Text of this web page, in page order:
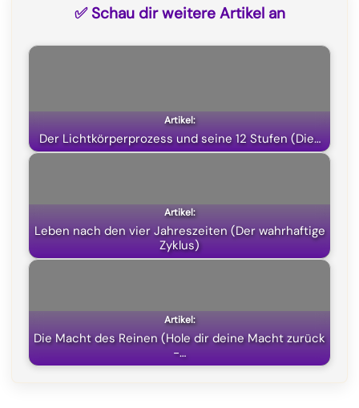
o
k
a
m
p
p
t
e
✅ Schau dir weitere Artikel an
Der Lichtkörperprozess und seine 12 Stufen (Die…
Leben nach den vier Jahreszeiten (Der wahrhaftige
Zyklus)
Die Macht des Reinen (Hole dir deine Macht zurück
-…